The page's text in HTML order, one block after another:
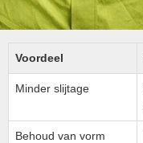
Voordeel
Minder slijtage
Behoud van vorm